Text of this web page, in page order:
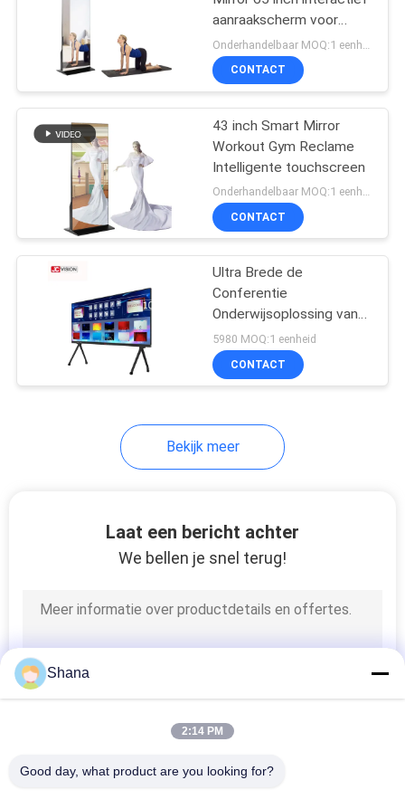
LCD schrijfbord
15
Uitgerekte Barlcd
Vertoning
Doorzichtig LCD-
digitale signage van
de lijstbovenkant
aanraakscherm voor
fitness
CONTACT
43 inch Smart Mirror
Workout Gym Reclame
Intelligente touchscreen
Onderhandelbaar MOQ:1 eenheid
CONTACT
Ultra Brede de
Conferentie
Onderwijsoplossing van
105 Duim Witte Zwarte
Interactieve Whiteboard
5980 MOQ:1 eenheid
CONTACT
Bekijk meer
Laat een bericht achter
We bellen je snel terug!
Shana
2:14 PM
Good day, what product are you looking for?